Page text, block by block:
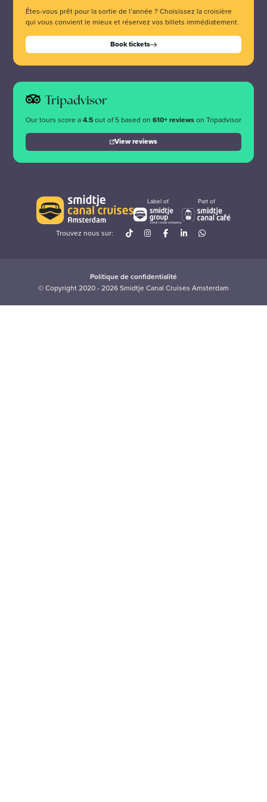
Êtes-vous prêt pour la sortie de l’année ? Choisissez la croisière
qui vous convient le mieux et réservez vos billets immédiatement.
Book tickets
Tripadvisor
Our tours score a4.5out of 5 based on 610+ reviewson Tripadvisor
View reviews
Label of Part of
Trouvez nous sur:
Politique de confidentialité
© Copyright 2020 - 2026 Smidtje Canal Cruises Amsterdam